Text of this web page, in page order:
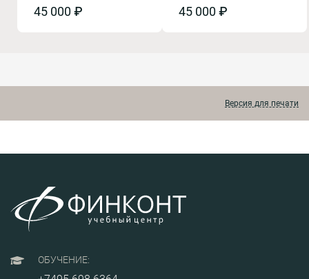
в производстве,
45 000 ₽
в производстве,
45 000 ₽
Версия для печати
ОБУЧЕНИЕ: